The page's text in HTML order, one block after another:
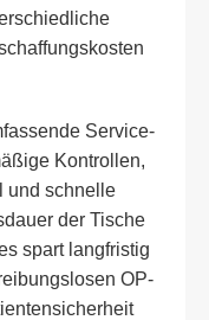
Service-
Kontrollen,
und schnelle
der Tische
spart langfristig
OP-